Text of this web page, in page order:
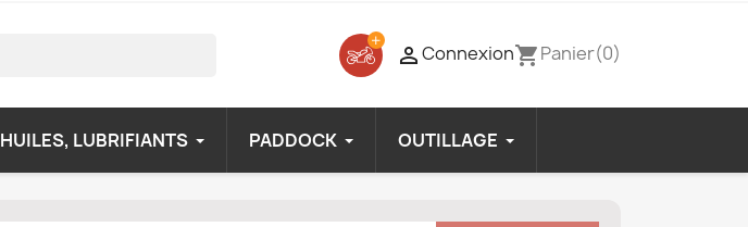
Connexionshopping_cartPanier(0)
HUILES, LUBRIFIANTS PADDOCK OUTILLAGE